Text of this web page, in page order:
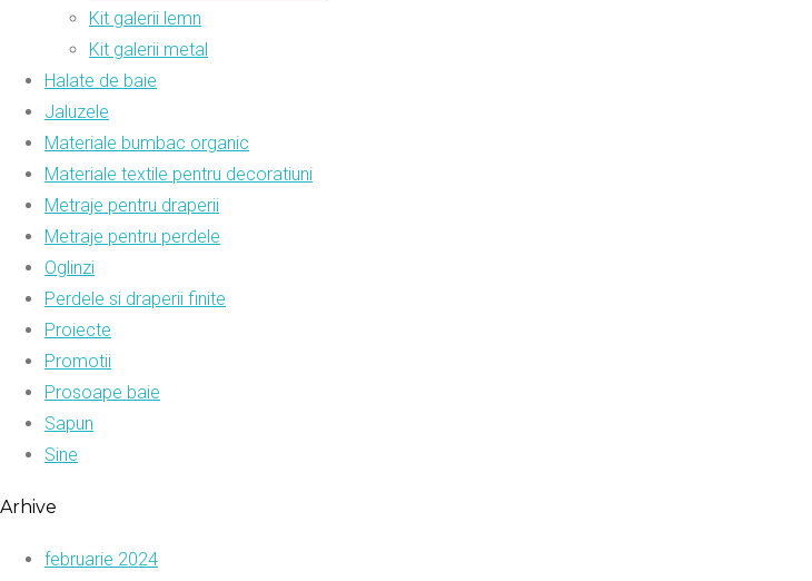
Kit galerii lemn
Kit galerii metal
Halate de baie
Jaluzele
Materiale bumbac organic
Materiale textile pentru decoratiuni
Metraje pentru draperii
Metraje pentru perdele
Oglinzi
Perdele si draperii finite
Proiecte
Promotii
Prosoape baie
Sapun
Sine
Arhive
februarie 2024